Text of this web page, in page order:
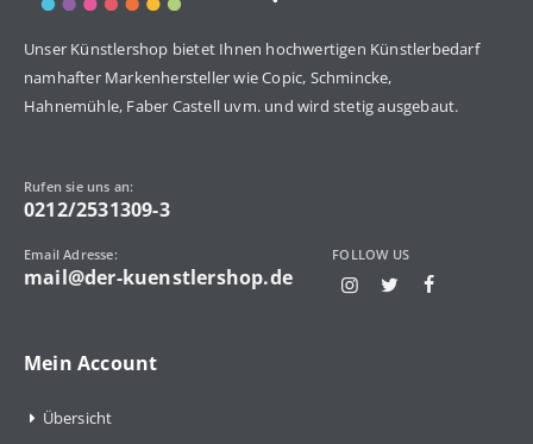
Unser Künstlershop bietet Ihnen hochwertigen Künstlerbedarf
namhafter Markenhersteller wie Copic, Schmincke,
Hahnemühle, Faber Castell uvm. und wird stetig ausgebaut.
Rufen sie uns an:
0212/2531309-3
Email Adresse:
mail@der-kuenstlershop.de
FOLLOW US
Mein Account
Übersicht